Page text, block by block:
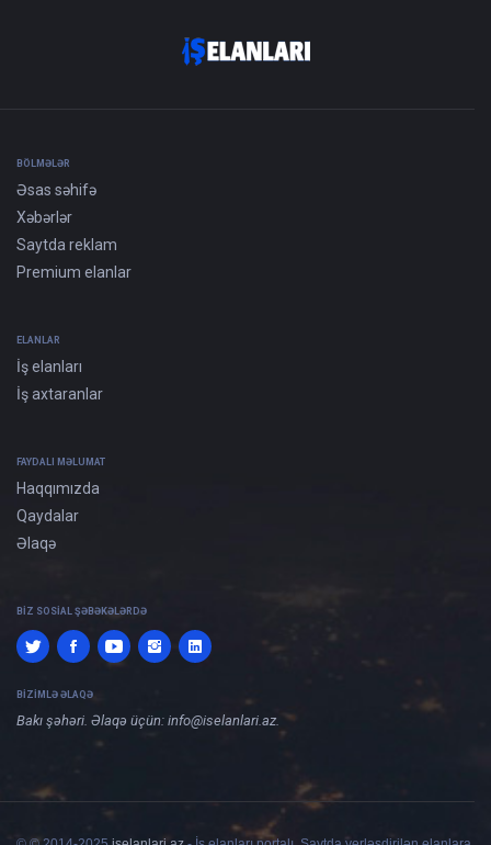
BÖLMƏLƏR
Əsas səhifə
Xəbərlər
Saytda reklam
Premium elanlar
ELANLAR
İş elanları
İş axtaranlar
FAYDALI MƏLUMAT
Haqqımızda
Qaydalar
Əlaqə
BIZ SOSIAL ŞƏBƏKƏLƏRDƏ
BIZIMLƏ ƏLAQƏ
Bakı şəhəri. Əlaqə üçün: info@iselanlari.az.